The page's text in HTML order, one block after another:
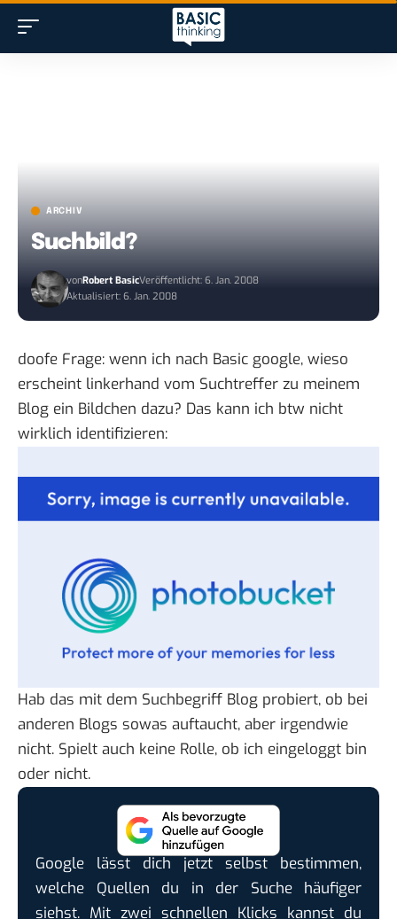
ARCHIV
Suchbild?
vonRobert BasicVeröffentlicht: 6. Jan. 2008
Aktualisiert: 6. Jan. 2008
doofe Frage: wenn ich nach Basic google, wieso
erscheint linkerhand vom Suchtreffer zu meinem
Blog ein Bildchen dazu? Das kann ich btw nicht
wirklich identifizieren:
Hab das mit dem Suchbegriff Blog probiert, ob bei
anderen Blogs sowas auftaucht, aber irgendwie
nicht. Spielt auch keine Rolle, ob ich eingeloggt bin
oder nicht.
Google lässt dich jetzt selbst bestimmen,
welche Quellen du in der Suche häufiger
siehst. Mit zwei schnellen Klicks kannst du